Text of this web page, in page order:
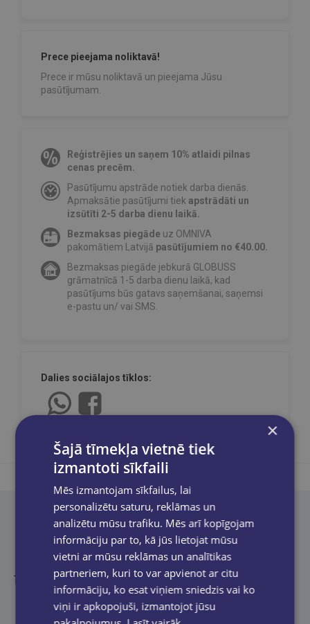
Prece pieejama noliktavā!
Prece ir mūsu noliktavā un pieejama Jūsu
pasūtījumam.
Reģistrējies un saņem 10% atlaidi pilnas
cenas precēm.
Pasūtījumu apstrāde notiek darba dienās.
Apmaksātie pasūtījumi tiekapstrādāti un
izsūtīti 2-5 darba dienu laikā.
Bezmaksas piegāde uz OMNIVA
pakomātiem Latvijā pasūtījumiem no €40.00.
Bezmaksas piegāde jebkurā GLOBUSS
grāmatnīcā 1-5 darba dienu laikā, kad
pasūtījums būs gatavs saņemšanai, saņemsi
e-pastu un/ vai SMS.
Dalies sociālajos tīklos:
Produkta apraksts
Tulkojusi Renāte Punka.
×
Šajā tīmekļa vietnē tiek
izmantoti sīkfaili
Mēs izmantojam sīkfailus, lai
personalizētu saturu, reklāmas un
analizētu mūsu trafiku. Mēs arī kopīgojam
informāciju par to, kā jūs lietojat mūsu
vietni ar mūsu reklāmas un analītikas
partneriem, kuri to var apvienot ar citu
informāciju, ko esat viņiem sniedzis vai ko
viņi ir apkopojuši, izmantojot jūsu